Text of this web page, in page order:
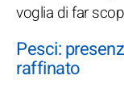
voglia di far
Pesci:
raffinato